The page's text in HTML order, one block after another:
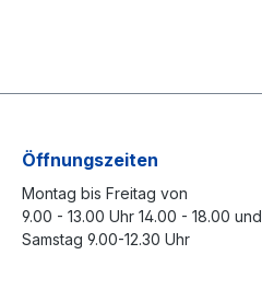
Öffnungszeiten
Montag bis Freitag von
9.00 - 13.00 Uhr 14.00 - 18.00 und
Samstag 9.00-12.30 Uhr